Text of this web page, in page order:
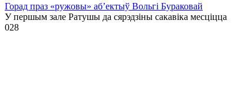
Горад праз «ружовы» аб’ектыў Вольгі Бураковай
У першым зале Ратушы да сярэдзіны сакавіка месціцца
028